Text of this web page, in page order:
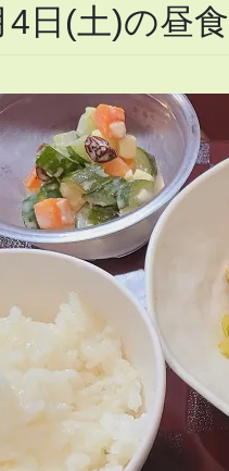
4日(土)の昼食